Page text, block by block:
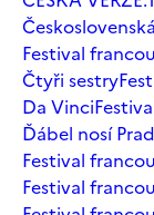
Festival
Čtyři sestry
Da Vinci
Ďábel nosí
Festival
Festival